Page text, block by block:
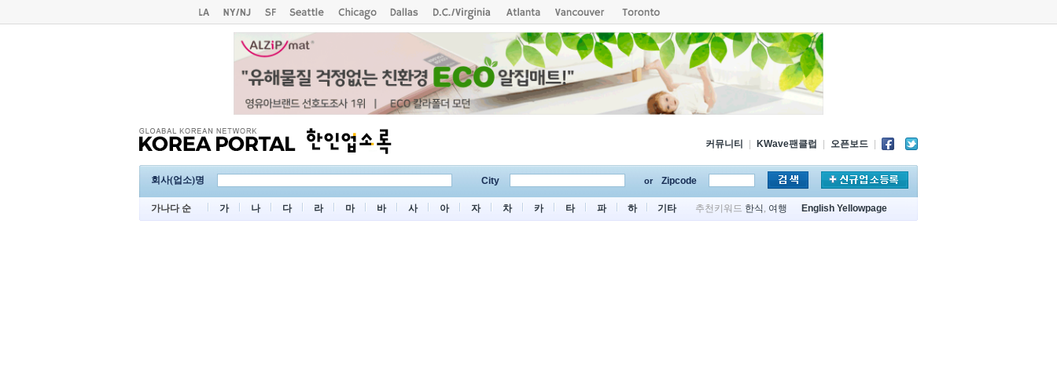
커뮤니티 KWave팬클럽 오픈보드
회사(업소)명 City or Zipcode
가나다 순 가 나 다 라 마 바 사 아 자 차 카 타 파 하 기타 추천키워드 한식 , 여행 English Yellowpage